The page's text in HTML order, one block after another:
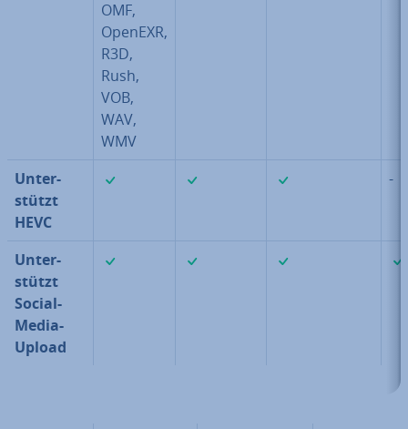
OMF,
OpenEXR,
R3D,
Rush,
VOB,
WAV,
WMV
Un­ter­
stützt
HEVC
-
Un­ter­
stützt
Social-
Media-
Upload